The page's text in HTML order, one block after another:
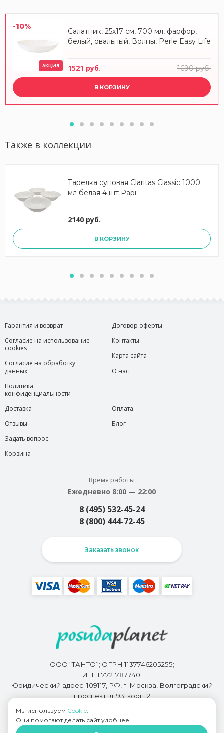
-10%
АКЦИЯ
Салатник, 25х17 см, 700 мл, фарфор,
белый, овальный, Волны, Perle Easy Life
1521 руб. 1690 руб.
В КОРЗИНУ
Также в коллекции
Тарелка суповая Claritas Classic 1000
мл белая 4 шт Papi
2140 руб.
В КОРЗИНУ
Гарантия и возврат
Согласие на использование
cookies
Согласие на обработку
данных
Политика
конфиденциальности
Договор оферты
Контакты
Карта сайта
О нас
Доставка
Отзывы
Задать вопрос
Корзина
Оплата
Блог
Время работы
Ежедневно 8:00 — 22:00
8 (495) 532-45-24
8 (800) 444-72-45
Заказать звонок
ООО “ТАНТО”; ОГРН 1137746205255;
ИНН 7721787740;
Юридический адрес: 109117, РФ, г. Москва, Волгоградский
проспект, д. 93, корп. 2
Разработкой сайта занимается
Мы используем Cookie.
Они помогают делать сайт удобнее.